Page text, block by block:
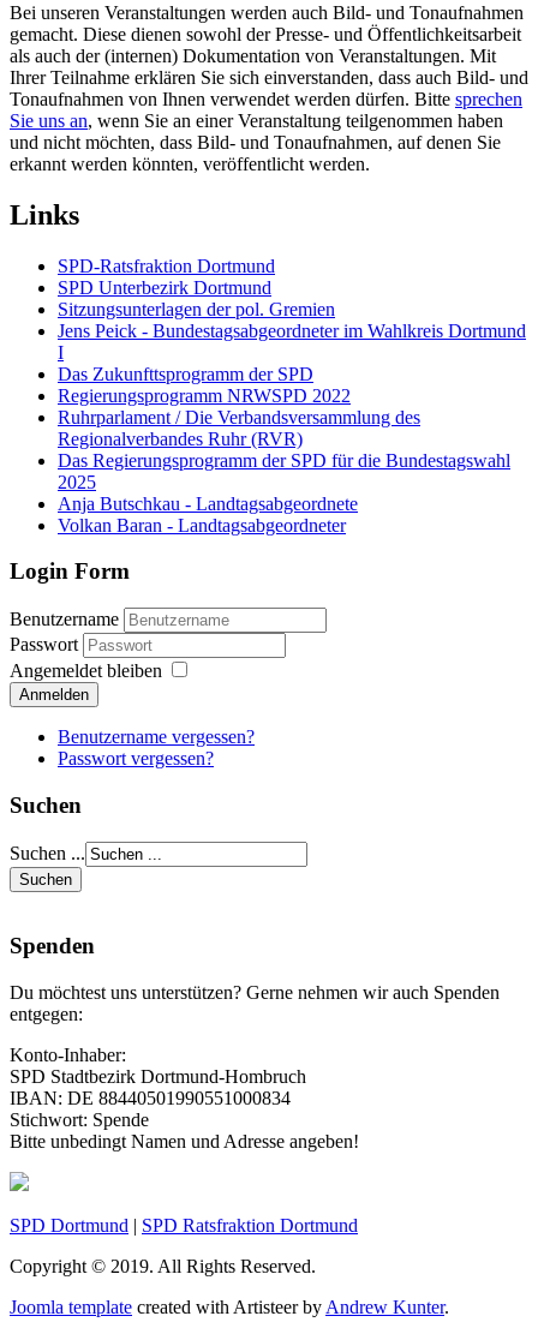
Bei unseren Veranstaltungen werden auch Bild- und Tonaufnahmen
gemacht. Diese dienen sowohl der Presse- und Öffentlichkeitsarbeit
als auch der (internen) Dokumentation von Veranstaltungen. Mit
Ihrer Teilnahme erklären Sie sich einverstanden, dass auch Bild- und
Tonaufnahmen von Ihnen verwendet werden dürfen. Bitte sprechen
Sie uns an, wenn Sie an einer Veranstaltung teilgenommen haben
und nicht möchten, dass Bild- und Tonaufnahmen, auf denen Sie
erkannt werden könnten, veröffentlicht werden.
Links
SPD-Ratsfraktion Dortmund
SPD Unterbezirk Dortmund
Sitzungsunterlagen der pol. Gremien
Jens Peick - Bundestagsabgeordneter im Wahlkreis Dortmund
I
Das Zukunfttsprogramm der SPD
Regierungsprogramm NRWSPD 2022
Ruhrparlament / Die Verbandsversammlung des
Regionalverbandes Ruhr (RVR)
Das Regierungsprogramm der SPD für die Bundestagswahl
2025
Anja Butschkau - Landtagsabgeordnete
Volkan Baran - Landtagsabgeordneter
Login Form
Benutzername
Passwort
Angemeldet bleiben
Anmelden
Benutzername vergessen?
Passwort vergessen?
Suchen
Suchen ...
Spenden
Du möchtest uns unterstützen? Gerne nehmen wir auch Spenden
entgegen:
Konto-Inhaber:
SPD Stadtbezirk Dortmund-Hombruch
IBAN: DE 88440501990551000834
Stichwort: Spende
Bitte unbedingt Namen und Adresse angeben!
SPD Dortmund | SPD Ratsfraktion Dortmund
Copyright © 2019. All Rights Reserved.
Joomla template created with Artisteer by Andrew Kunter.